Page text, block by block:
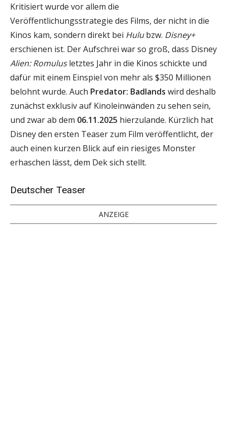
Kritisiert wurde vor allem die
Veröffentlichungsstrategie des Films, der nicht in die
Kinos kam, sondern direkt bei Hulubzw. Disney+
erschienen ist. Der Aufschrei war so groß, dass Disney
Alien: Romulusletztes Jahr in die Kinos schickte und
dafür mit einem Einspiel von mehr als $350 Millionen
belohnt wurde. Auch Predator: Badlands wird deshalb
zunächst exklusiv auf Kinoleinwänden zu sehen sein,
und zwar ab dem 06.11.2025 hierzulande. Kürzlich hat
Disney den ersten Teaser zum Film veröffentlicht, der
auch einen kurzen Blick auf ein riesiges Monster
erhaschen lässt, dem Dek sich stellt.
Deutscher Teaser
ANZEIGE